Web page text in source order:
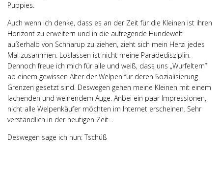
Puppies.
Auch wenn ich denke, dass es an der Zeit für die Kleinen ist ihren
Horizont zu erweitern und in die aufregende Hundewelt
außerhalb von Schnarup zu ziehen, zieht sich mein Herzi jedes
Mal zusammen. Loslassen ist nicht meine Paradedisziplin.
Dennoch freue ich mich für alle und weiß, dass uns „Wurfeltern“
ab einem gewissen Alter der Welpen für deren Sozialisierung
Grenzen gesetzt sind. Deswegen gehen meine Kleinen mit einem
lachenden und weinendem Auge. Anbei ein paar Impressionen,
nicht alle Welpenkäufer möchten im Internet erscheinen. Sehr
verständlich in der heutigen Zeit…
Deswegen sage ich nun: Tschüß